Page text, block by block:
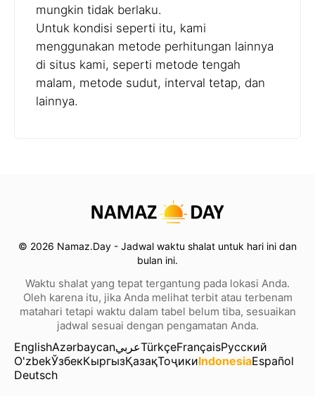
mungkin tidak berlaku.
Untuk kondisi seperti itu, kami
menggunakan metode perhitungan lainnya
di situs kami, seperti metode tengah
malam, metode sudut, interval tetap, dan
lainnya.
© 2026 Namaz.Day - Jadwal waktu shalat untuk hari ini dan
bulan ini.
Waktu shalat yang tepat tergantung pada lokasi Anda.
Oleh karena itu, jika Anda melihat terbit atau terbenam
matahari tetapi waktu dalam tabel belum tiba, sesuaikan
jadwal sesuai dengan pengamatan Anda.
EnglishAzərbaycanعربيTürkçeFrançaisРусский
O'zbekЎзбекКыргызҚазақТоҷикиIndonesiaEspañol
Deutsch